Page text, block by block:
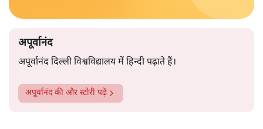
अपूर्वानंद
अपूर्वानंद दिल्ली विश्वविद्यालय में हिन्दी पढ़ाते हैं।
अपूर्वानंदकी और स्टोरी पढ़ें